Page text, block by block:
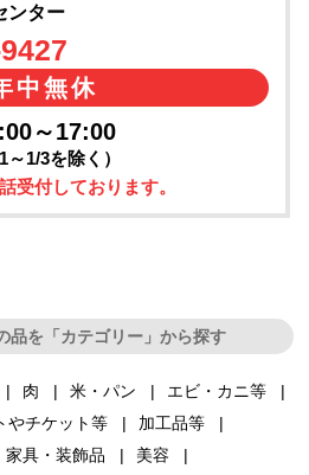
ンター
中無休
～17:00
1～1/3を除く）
受付しております。
品を「カテゴリー」から探す
肉 米・パン
エビ・カニ等
やチケット等
加工品等
家具・装飾品
美容